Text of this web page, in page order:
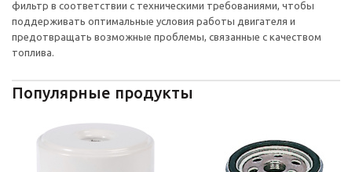
фильтр в соответствии с техническими требованиями, чтобы
поддерживать оптимальные условия работы двигателя и
предотвращать возможные проблемы, связанные с качеством
топлива.
Популярные продукты